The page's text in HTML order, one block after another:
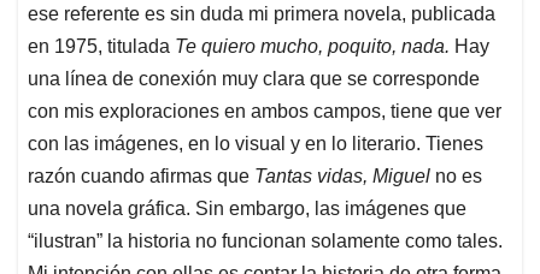
ese referente es sin duda mi primera novela, publicada
en 1975, titulada Te quiero mucho, poquito, nada. Hay
una línea de conexión muy clara que se corresponde
con mis exploraciones en ambos campos, tiene que ver
con las imágenes, en lo visual y en lo literario. Tienes
razón cuando afirmas que Tantas vidas, Miguel no es
una novela gráfica. Sin embargo, las imágenes que
“ilustran” la historia no funcionan solamente como tales.